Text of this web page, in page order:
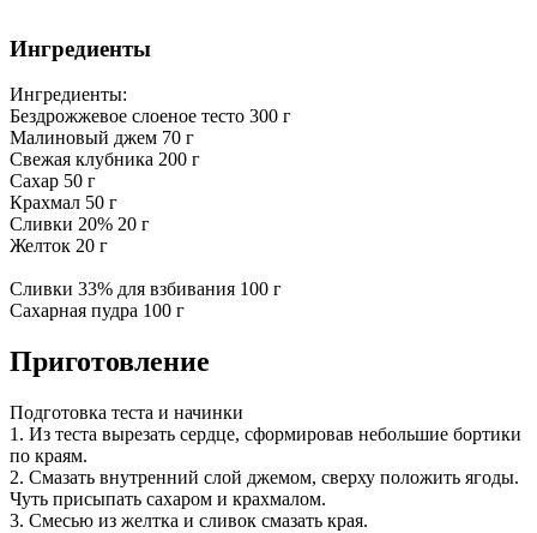
Ингредиенты
Ингредиенты:
Бездрожжевое слоеное тесто 300 г
Малиновый джем 70 г
Свежая клубника 200 г
Сахар 50 г
Крахмал 50 г
Сливки 20% 20 г
Желток 20 г
Сливки 33% для взбивания 100 г
Сахарная пудра 100 г
Приготовление
Подготовка теста и начинки
1. Из теста вырезать сердце, сформировав небольшие бортики
по краям.
2. Смазать внутренний слой джемом, сверху положить ягоды.
Чуть присыпать сахаром и крахмалом.
3. Смесью из желтка и сливок смазать края.